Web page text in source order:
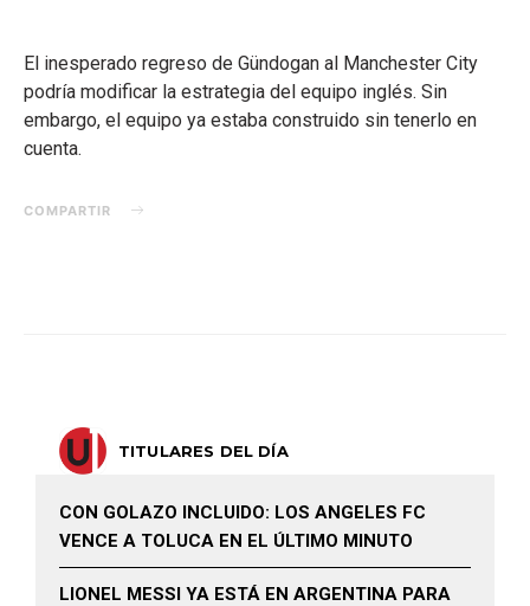
El inesperado regreso de Gündogan al Manchester City
podría modificar la estrategia del equipo inglés. Sin
embargo, el equipo ya estaba construido sin tenerlo en
cuenta.
COMPARTIR
TITULARES DEL DÍA
CON GOLAZO INCLUIDO: LOS ANGELES FC
VENCE A TOLUCA EN EL ÚLTIMO MINUTO
LIONEL MESSI YA ESTÁ EN ARGENTINA PARA